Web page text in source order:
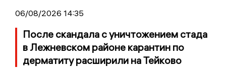
06/08/2026 14:35
После скандала с уничтожением стада
в Лежневском районе карантин по
дерматиту расширили на Тейково